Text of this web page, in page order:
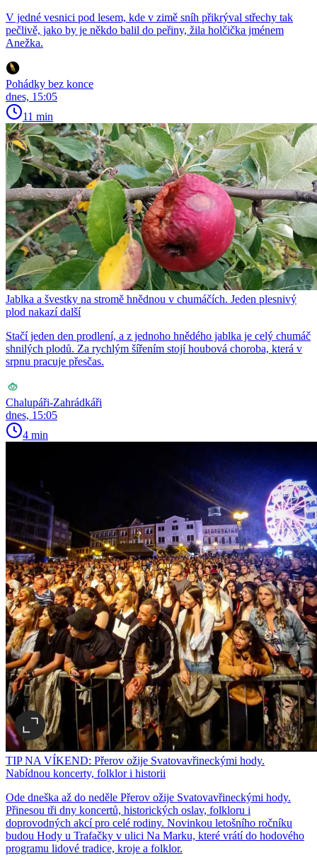
V jedné vesnici pod lesem, kde v zimě sníh přikrýval střechy tak
pečlivě, jako by je někdo balil do peřiny, žila holčička jménem
Anežka.
Pohádky bez konce
dnes, 15:05
11 min
Jablka a švestky na stromě hnědnou v chumáčích. Jeden plesnivý
plod nakazí další
Stačí jeden den prodlení, a z jednoho hnědého jablka je celý chumáč
shnilých plodů. Za rychlým šířením stojí houbová choroba, která v
srpnu pracuje přesčas.
Chalupáři-Zahrádkáři
dnes, 15:05
4 min
TIP NA VÍKEND: Přerov ožije Svatovavřineckými hody.
Nabídnou koncerty, folklor i historii
Ode dneška až do neděle Přerov ožije Svatovavřineckými hody.
Přinesou tři dny koncertů, historických oslav, folkloru i
doprovodných akcí pro celé rodiny. Novinkou letošního ročníku
budou Hody u Trafačky v ulici Na Marku, které vrátí do hodového
programu lidové tradice, kroje a folklor.